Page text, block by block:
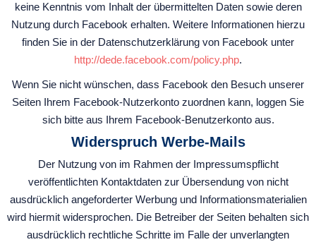
keine Kenntnis vom Inhalt der übermittelten Daten sowie deren
Nutzung durch Facebook erhalten. Weitere Informationen hierzu
finden Sie in der Datenschutzerklärung von Facebook unter
http://dede.facebook.com/policy.php.
Wenn Sie nicht wünschen, dass Facebook den Besuch unserer
Seiten Ihrem Facebook-Nutzerkonto zuordnen kann, loggen Sie
sich bitte aus Ihrem Facebook-Benutzerkonto aus.​
Widerspruch Werbe-Mails
Der Nutzung von im Rahmen der Impressumspflicht
veröffentlichten Kontaktdaten zur Übersendung von nicht
ausdrücklich angeforderter Werbung und Informationsmaterialien
wird hiermit widersprochen. Die Betreiber der Seiten behalten sich
ausdrücklich rechtliche Schritte im Falle der unverlangten